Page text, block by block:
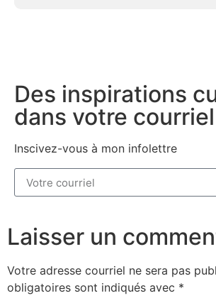
Des inspirations
dans votre
Inscivez-vous à mon infolettre
Laisser un
Votre adresse courriel ne sera pas
obligatoires sont indiqués avec *